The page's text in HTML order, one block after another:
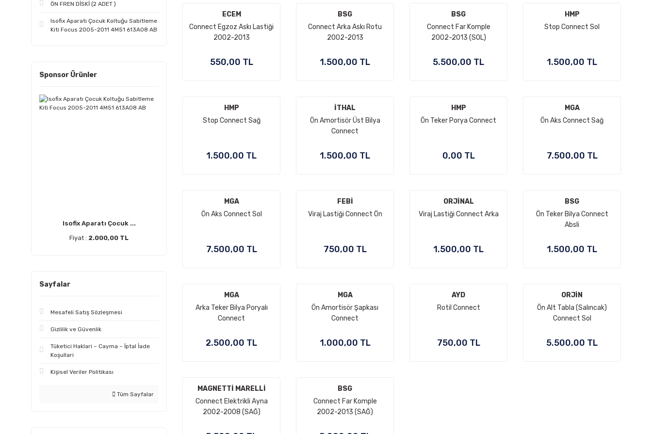
ÖN FREN DİSKİ (2 ADET )
Isofix Aparatı Çocuk Koltuğu Sabitleme
Kiti Focus 2005-2011 4M51 613A08 AB
Sponsor Ürünler
Isofix Aparatı Çocuk ...
Fiyat : 2.000,00 TL
Sayfalar
Mesafeli Satış Sözleşmesi
Gizlilik ve Güvenlik
Tüketici Haklari – Cayma – İptal İade
Koşullari
Kişisel Veriler Politikası
Tüm Sayfalar
ECEM
Connect Egzoz Askı Lastiği
2002-2013
550,00 TL
BSG
Connect Arka Askı Rotu
2002-2013
1.500,00 TL
BSG
Connect Far Komple
2002-2013 (SOL)
5.500,00 TL
HMP
Stop Connect Sol
1.500,00 TL
HMP
Stop Connect Sağ
1.500,00 TL
İTHAL
Ön Amortisör Üst Bilya
Connect
1.500,00 TL
HMP
Ön Teker Porya Connect
0,00 TL
MGA
Ön Aks Connect Sağ
7.500,00 TL
MGA
Ön Aks Connect Sol
7.500,00 TL
FEBİ
Viraj Lastiği Connect Ön
750,00 TL
ORJİNAL
Viraj Lastiği Connect Arka
1.500,00 TL
BSG
Ön Teker Bilya Connect
Absli
1.500,00 TL
MGA
Arka Teker Bilya Poryalı
Connect
2.500,00 TL
MGA
Ön Amortisör Şapkası
Connect
1.000,00 TL
AYD
Rotil Connect
750,00 TL
ORJİN
Ön Alt Tabla (Salıncak)
Connect Sol
5.500,00 TL
MAGNETTİ MARELLİ
Connect Elektrikli Ayna
2002-2008 (SAĞ)
BSG
Connect Far Komple
2002-2013 (SAĞ)